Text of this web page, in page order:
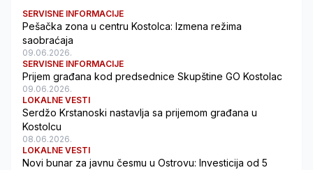
SERVISNE INFORMACIJE
Pešačka zona u centru Kostolca: Izmena režima
saobraćaja
09.06.2026.
SERVISNE INFORMACIJE
Prijem građana kod predsednice Skupštine GO Kostolac
09.06.2026.
LOKALNE VESTI
Serdžo Krstanoski nastavlja sa prijemom građana u
Kostolcu
08.06.2026.
LOKALNE VESTI
Novi bunar za javnu česmu u Ostrovu: Investicija od 5